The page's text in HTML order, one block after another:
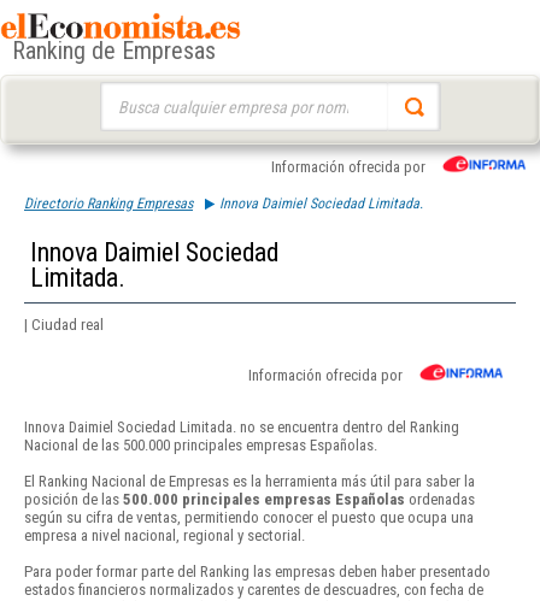
Ranking de Empresas
Información ofrecida por
Directorio Ranking Empresas Innova Daimiel Sociedad Limitada.
Innova Daimiel Sociedad
Limitada.
| Ciudad real
Información ofrecida por
Innova Daimiel Sociedad Limitada. no se encuentra dentro del Ranking
Nacional de las 500.000 principales empresas Españolas.
El Ranking Nacional de Empresas es la herramienta más útil para saber la
posición de las 500.000 principales empresas Españolas ordenadas
según su cifra de ventas, permitiendo conocer el puesto que ocupa una
empresa a nivel nacional, regional y sectorial.
Para poder formar parte del Ranking las empresas deben haber presentado
estados financieros normalizados y carentes de descuadres, con fecha de